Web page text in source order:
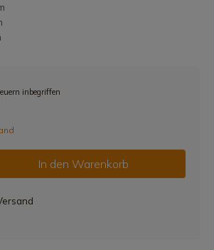
inbegriffen
In den Warenkorb